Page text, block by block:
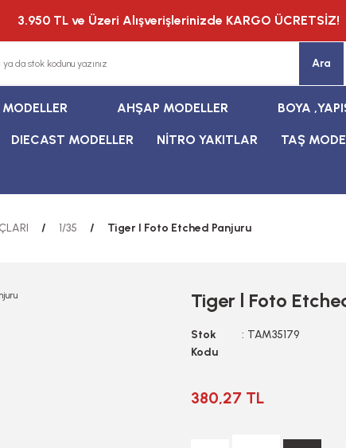
3.950 TL ve Üzeri Alışverişlerinizde KARGO ÜCRETSİZ!
Ara
AHŞAP MODELLER BOYA
DIECAST MODELLER NİTRO YAKITLAR TAŞ
1/35 Tiger l Foto Etched Panjuru
Tiger l Foto
Stok
Kodu
TAM35179
380,27 TL